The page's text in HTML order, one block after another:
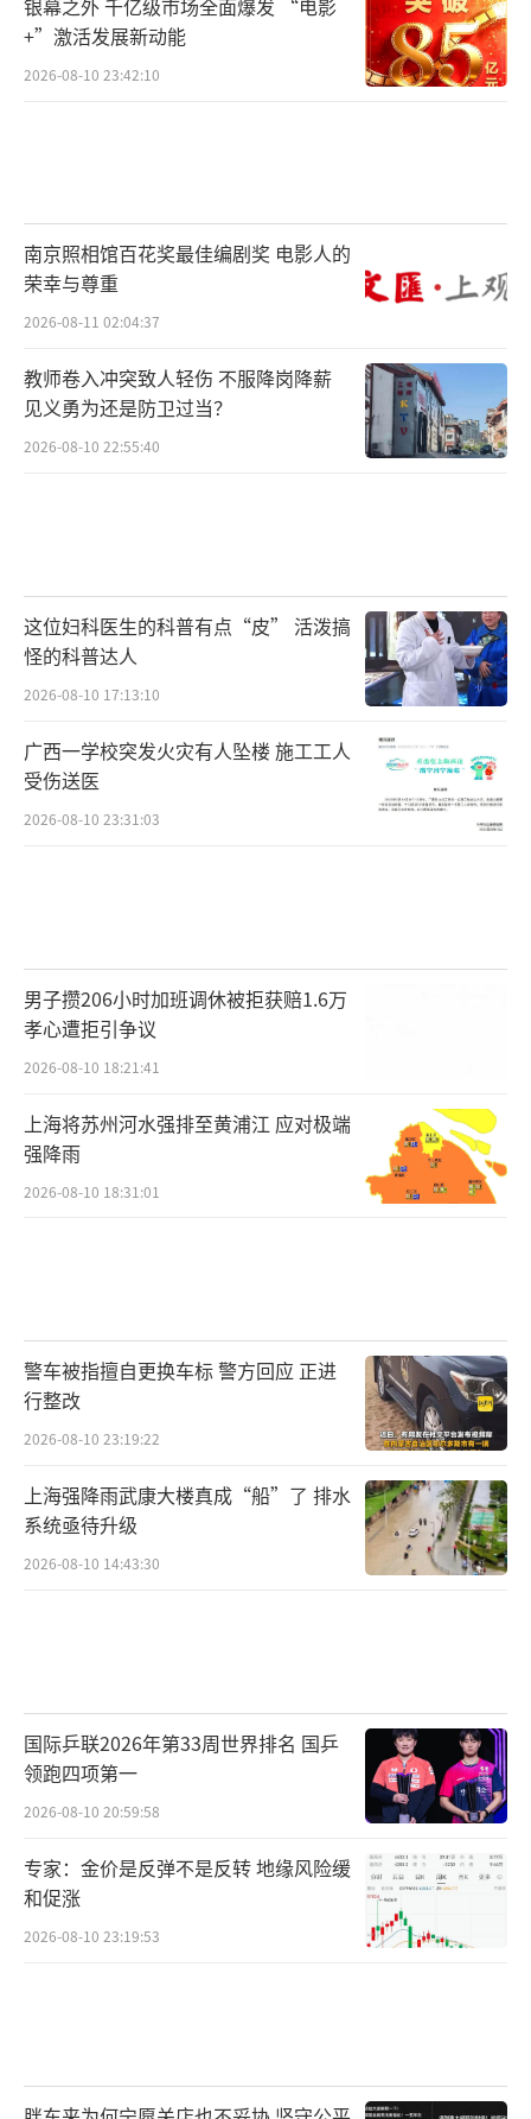
几、二十几万，也很少有人咨询”。
阿勋曾经成交过一个几十年房龄的二手
不过二手房市场也有不少捡漏的机会。有
的新楼盘房源，地理位置好、小区环境好、学
到其他城市，折扣力度往往较高。在当地卖房
的第2年，阿勋就买了这样一套二手房。
就算去外地生活，传统的观念也希望在老家有
一套房子，不是实在急用钱不会大降价”。
新楼盘拓宽城市边界。（图/曾思怡摄）
以阿勋所在城市来说，当地多是山水相
依、风景秀丽，颇具观赏性的侗族建筑群林
立，是一座具有少数民族风情的旅游城市。202
2016年，县里首通高铁，彼时正迎上全国
房价快速上涨。
售房营销话语中，当地的旅游业将会带来一批
外部购买力，游客会在这里买房旅居、养老，
房价被赋予想象，显著高于同市其他县城。
游客。
另一个可能拉高房价的原因是，这里是距
离市区最远的一个县，市区对县里人口的吸纳
能力相对较弱，留在县里发展相对较多，购房
需求相对较大。
不过，一个普遍的趋势是，小城市和县域
阿勋对此有着明显的感受，一起长大的朋
友，有半数在外地工作、生活，早前几年他也
陆续去往柳州、深圳、上海等地工作
，但考虑到父母年事已高需要照顾，他回
到家乡就业，是店里最年轻的房产中介。
虽然这个春节门前冷落，但阿勋对接下来
价也已经下探到多数家庭能买进的水平，“需
+”激活发展新动能
2026-08-10 23:42:10
南京照相馆百花奖最佳编剧奖 电影人的
荣幸与尊重
2026-08-11 02:04:37
教师卷入冲突致人轻伤 不服降岗降薪
见义勇为还是防卫过当？
2026-08-10 22:55:40
这位妇科医生的科普有点“皮” 活泼搞
怪的科普达人
2026-08-10 17:13:10
广西一学校突发火灾有人坠楼 施工工人
受伤送医
2026-08-10 23:31:03
男子攒206小时加班调休被拒获赔1.6万
孝心遭拒引争议
2026-08-10 18:21:41
上海将苏州河水强排至黄浦江 应对极端
强降雨
2026-08-10 18:31:01
警车被指擅自更换车标 警方回应 正进
行整改
2026-08-10 23:19:22
上海强降雨武康大楼真成“船”了 排水
系统亟待升级
2026-08-10 14:43:30
国际乒联2026年第33周世界排名 国乒
领跑四项第一
2026-08-10 20:59:58
专家：金价是反弹不是反转 地缘风险缓
和促涨
2026-08-10 23:19:53